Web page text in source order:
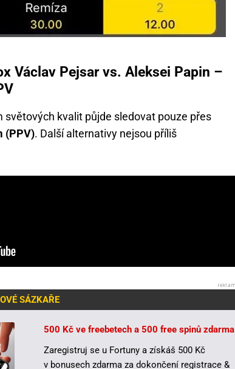
Václav Pejsar vs. Aleksei Papin –
světových kvalit půjde sledovat pouze přes
(PPV). Další alternativy nejsou příliš
SÁZKAŘE
500 Kč ve freebetech a 500 free spinů zdarma
Zaregistruj se u Fortuny a získáš 500 Kč
v bonusech zdarma za dokončení registrace &